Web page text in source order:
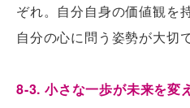
ぞれ。自分自身の価値観を
自分の心に問う姿勢が大切で
8-3. 小さな一歩が未来を変